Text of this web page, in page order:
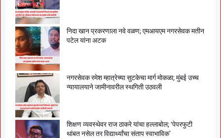
निदा खान प्रकरणाला नवे वळण; एमआयएम नगरसेवक मतीन
पटेल यांना अटक
नगरसेवक रमेश म्हात्रेच्या सुटकेचा मार्ग मोकळा; मुंबई उच्च
न्यायालयाने जामीनावरील स्थगिती उठवली
शिक्षण व्यवस्थेवर राज ठाकरे यांचा हल्लाबोल; ‘पेपरफुटी
थांबत नसेल तर विद्यार्थ्यांचा संताप स्वाभाविक’